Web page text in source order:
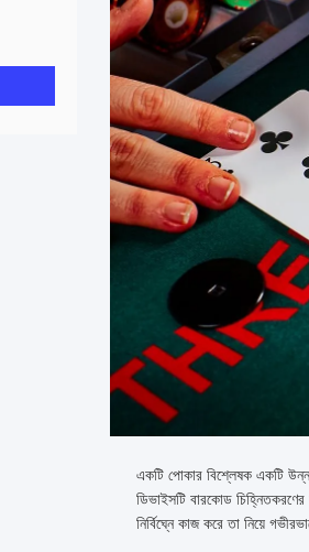
একটি পোকার বিশ্লেষক একটি
ডিভাইসটি বারকোড
নির্বিঘ্নে কাজ করে তা নিয়ে